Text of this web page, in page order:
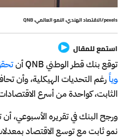
pexels/الاقتصاد الهندي، النمو العالمي، QNB
استمع للمقال
توقع بنك قطر الوطني ‏QNB أن
وياًرغم التحديات الهيكلية، وأن
الثابت، كواحدة من أسرع الاقتصادات
ورجح البنك في تقريره الأسبوعي،